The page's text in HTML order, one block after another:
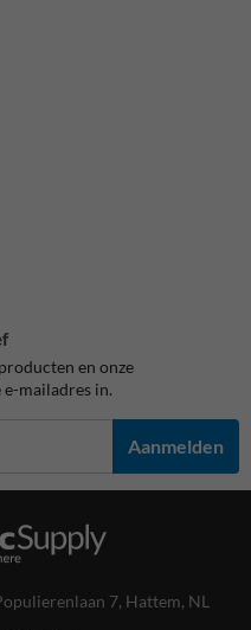
en onze
mailadres in.
Aanmelden
7, Hattem, NL